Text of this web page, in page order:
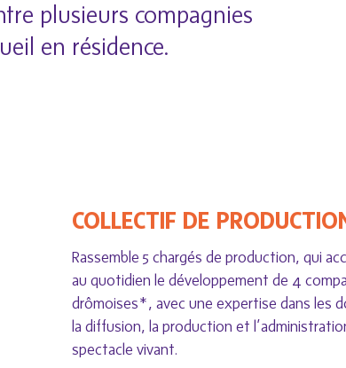
plusieurs compagnies
en résidence.
COLLECTIF DE
Rassemble 5 chargés de production, qui
au quotidien le développement de 4
drômoises*, avec une expertise dans les
la diffusion, la production et
spectacle vivant.